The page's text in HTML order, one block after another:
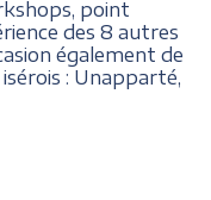
point
des 8 autres
également de
: Unapparté,